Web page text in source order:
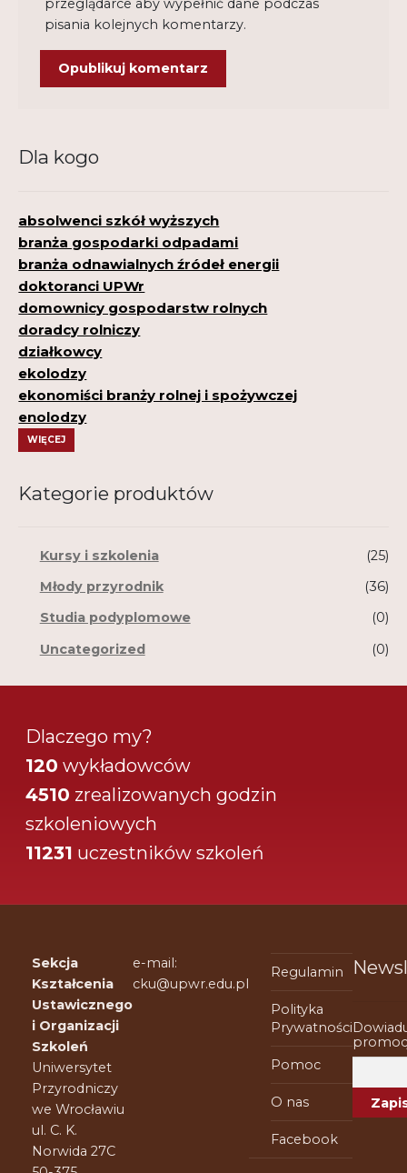
przeglądarce aby wypełnić dane podczas
pisania kolejnych komentarzy.
Dla kogo
absolwenci szkół wyższych
branża gospodarki odpadami
branża odnawialnych źródeł energii
doktoranci UPWr
domownicy gospodarstw rolnych
doradcy rolniczy
działkowcy
ekolodzy
ekonomiści branży rolnej i spożywczej
enolodzy
WIĘCEJ
Kategorie produktów
Kursy i szkolenia
(25)
Młody przyrodnik
(36)
Studia podyplomowe
(0)
Uncategorized
(0)
Dlaczego my?
120 wykładowców
4510 zrealizowanych godzin
szkoleniowych
11231 uczestników szkoleń
Sekcja
Kształcenia
Ustawicznego
i Organizacji
Szkoleń
Uniwersytet
Przyrodniczy
we Wrocławiu
ul. C. K.
Norwida 27C
e-mail:
cku@upwr.edu.pl
Regulamin
Polityka
Prywatności
Pomoc
O nas
Facebook